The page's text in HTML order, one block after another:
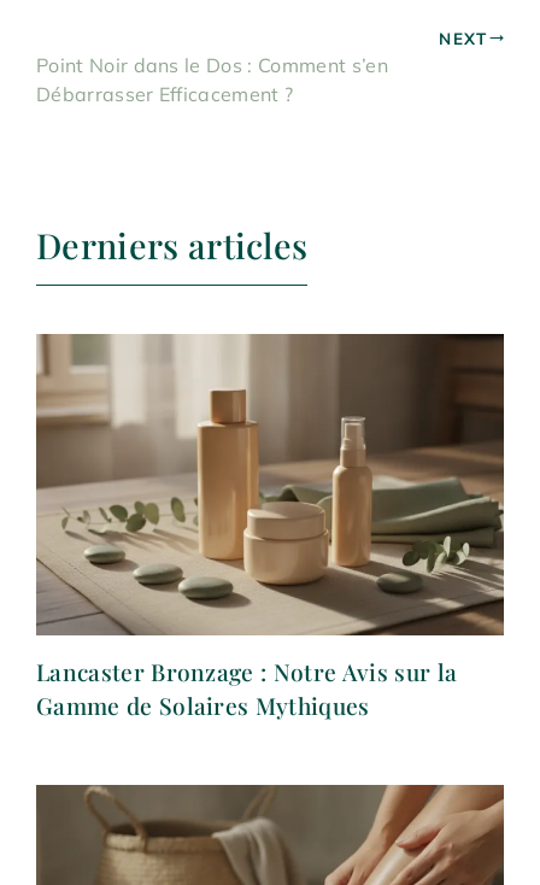
NEXT
Point Noir dans le Dos : Comment s’en
Débarrasser Efficacement ?
Derniers articles
Lancaster Bronzage : Notre Avis sur la
Gamme de Solaires Mythiques